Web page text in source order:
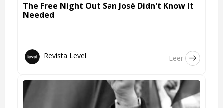
The Free Night Out San José Didn't Know It
Needed
Revista Level Leer